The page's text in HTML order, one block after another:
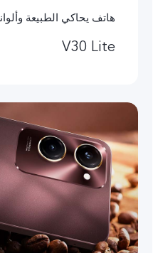
هاتف يحاكي الطبيعة
V30 Lite